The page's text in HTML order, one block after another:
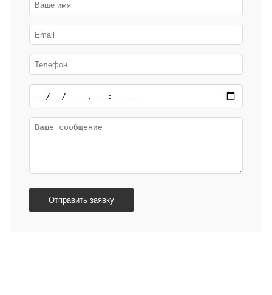
Отправить заявку